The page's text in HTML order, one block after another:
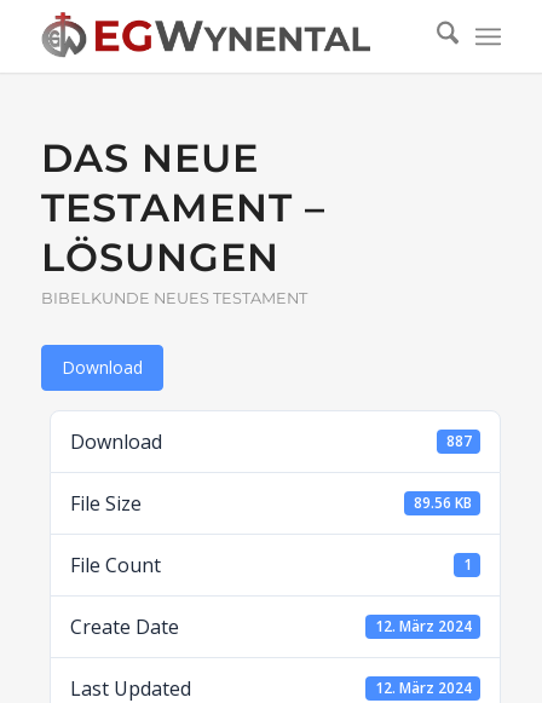
DAS NEUE
TESTAMENT –
LÖSUNGEN
BIBELKUNDE NEUES TESTAMENT
Download
Download 887
File Size 89.56 KB
File Count 1
Create Date 12. März 2024
Last Updated 12. März 2024